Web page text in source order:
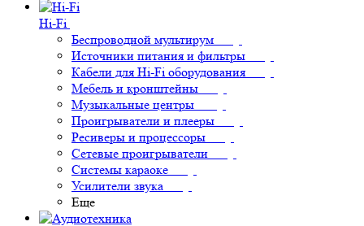
Hi-Fi
Беспроводной мультирум
Источники питания и фильтры
Кабели для Hi-Fi оборудования
Мебель и кронштейны
Музыкальные центры
Проигрыватели и плееры
Ресиверы и процессоры
Сетевые проигрыватели
Системы караоке
Усилители звука
Еще